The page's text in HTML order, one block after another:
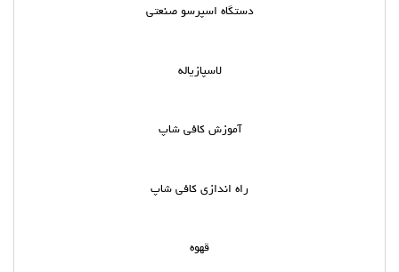
دستگاه اسپرسو صنعتی
لاسپازیاله
آموزش کافی شاپ
راه اندازی کافی شاپ
قهوه